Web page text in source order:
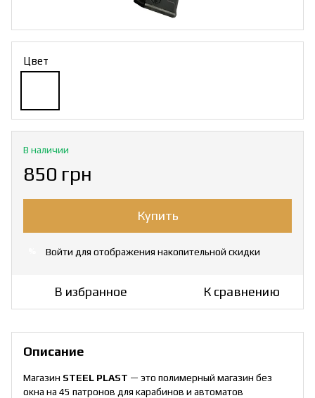
Цвет
В наличии
850 грн
Купить
Войти для отображения накопительной скидки
В избранное К сравнению
Описание
Mагазин STEEL PLAST — это полимерный магазин без
окна на 45 патронов для карабинов и автоматов